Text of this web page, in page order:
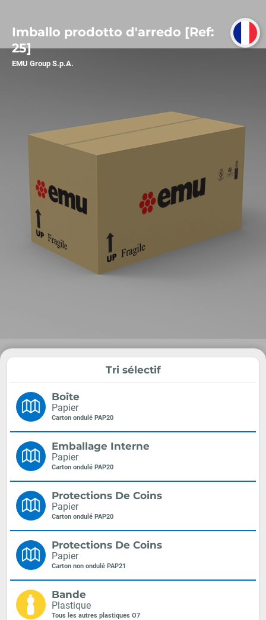
Imballo prodotto d'arredo [Ref:
25]
EMU Group S.p.A.
Tri sélectif
Boîte
Papier
Carton ondulé PAP20
Emballage Interne
Papier
Carton ondulé PAP20
Protections De Coins
Papier
Carton ondulé PAP20
Protections De Coins
Papier
Carton non ondulé PAP21
Bande
Plastique
Tous les autres plastiques O7